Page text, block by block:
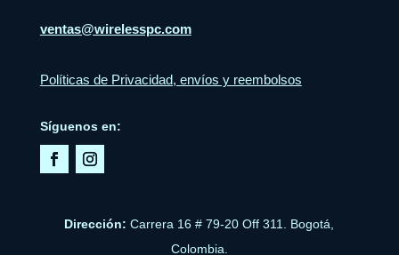
ventas@wirelesspc.com
Políticas de Privacidad, envíos y reembolsos
Síguenos en:
Dirección:Carrera 16 # 79-20 Off 311. Bogotá,
Colombia.